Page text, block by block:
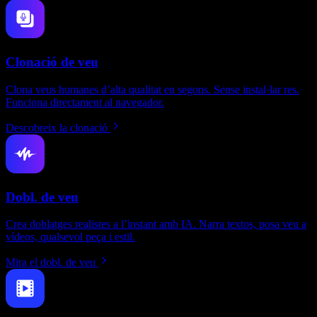
Clonació de veu
Clona veus humanes d’alta qualitat en segons. Sense instal·lar res.
Funciona directament al navegador.
Descobreix la clonació
Dobl. de veu
Crea doblatges realistes a l’instant amb IA. Narra textos, posa veu a
vídeos, qualsevol peça i estil.
Mira el dobl. de veu